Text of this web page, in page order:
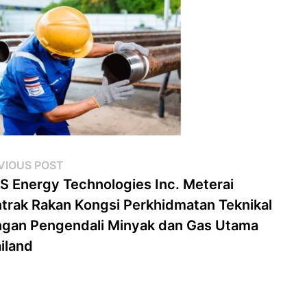
POST
post:
Energy Technologies Inc. Meterai
Rakan Kongsi Perkhidmatan Teknikal
Pengendali Minyak dan Gas Utama